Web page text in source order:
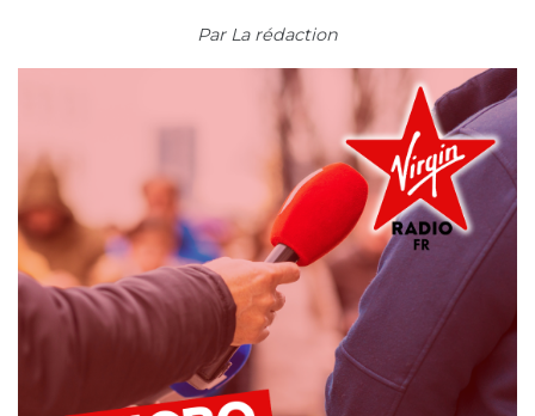
Par La rédaction